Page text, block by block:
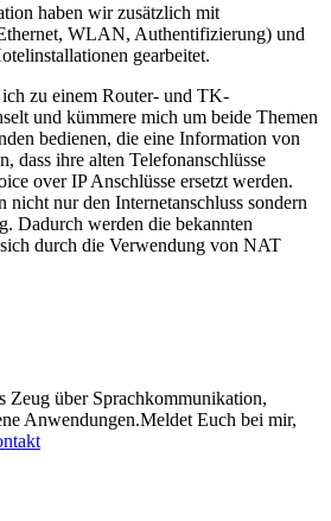
haben wir zusätzlich mit
WLAN, Authentifizierung) und
gearbeitet.
zu einem Router- und TK-
und kümmere mich um beide Themen
bedienen, die eine Information von
dass ihre alten Telefonanschlüsse
over IP Anschlüsse ersetzt werden.
nicht nur den Internetanschluss sondern
Dadurch werden die bekannten
durch die Verwendung von NAT
Zeug über Sprachkommunikation,
Anwendungen.Meldet Euch bei mir,